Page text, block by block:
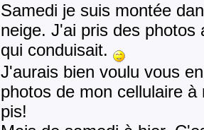
Samedi je suis montée
neige. J'ai pris des
qui conduisait.
J'aurais bien voulu vous
photos de mon cellulaire
pis!